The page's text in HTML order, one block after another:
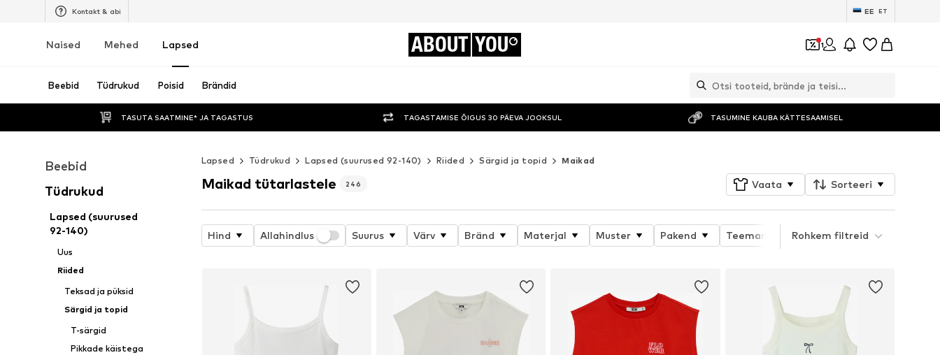
Kontakt & abi EE ET
Naised Mehed Lapsed ABOUT YOU 1
Beebid Tüdrukud Poisid Brändid
TASUTA SAATMINE* JA TAGASTUS TAGASTAMISE ÕIGUS 30 PÄEVA JOOKSUL TASUMINE KAUBA KÄTTESAAMISEL
Beebid
Tüdrukud
Lapsed (suurused
92-140)
Uus
Riided
Teksad ja püksid
Särgid ja topid
T-särgid
Pikkade käistega
Lapsed Tüdrukud Lapsed (suurused 92-140) Riided Särgid ja topid Maikad
Maikad tütarlastele 246 Vaata Sorteeri
Hind Allahindlus Suurus Värv Bränd Materjal Muster Pakend Teemamaailm Üksikasjad
Rohkem filtreid